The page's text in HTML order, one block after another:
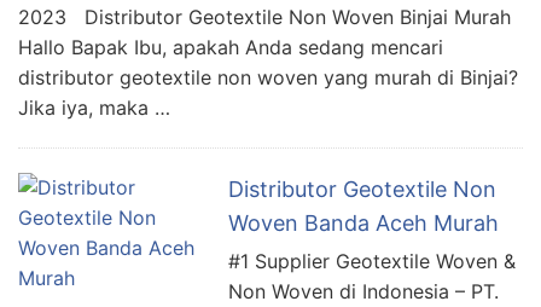
2023 Distributor Geotextile Non Woven Binjai Murah
Hallo Bapak Ibu, apakah Anda sedang mencari
distributor geotextile non woven yang murah di Binjai?
Jika iya, maka …
Distributor Geotextile Non
Woven Banda Aceh Murah
#1 Supplier Geotextile Woven &
Non Woven di Indonesia – PT.